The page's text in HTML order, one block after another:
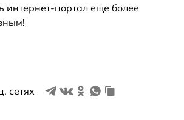
интернет-портал еще более
сетях